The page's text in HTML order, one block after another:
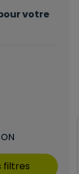
votre
filtres